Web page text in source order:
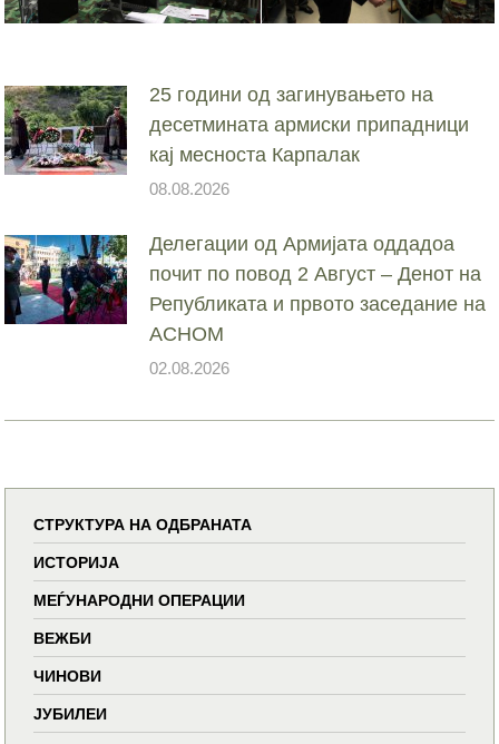
25 години од загинувањето на
десетмината армиски припадници
кај месноста Карпалак
08.08.2026
Делегации од Армијата оддадоа
почит по повод 2 Август – Денот на
Републиката и првото заседание на
АСНОМ
02.08.2026
СТРУКТУРА НА ОДБРАНАТА
ИСТОРИЈА
МЕЃУНАРОДНИ ОПЕРАЦИИ
ВЕЖБИ
ЧИНОВИ
ЈУБИЛЕИ